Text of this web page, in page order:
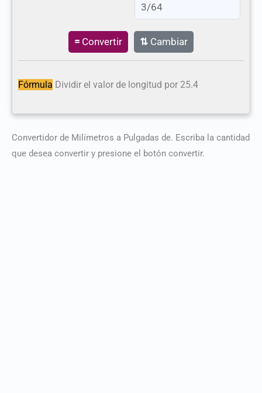
= Convertir ⇅ Cambiar
Fórmula Dividir el valor de longitud por 25.4
Convertidor de Milímetros a Pulgadas de. Escriba la cantidad
que desea convertir y presione el botón convertir.